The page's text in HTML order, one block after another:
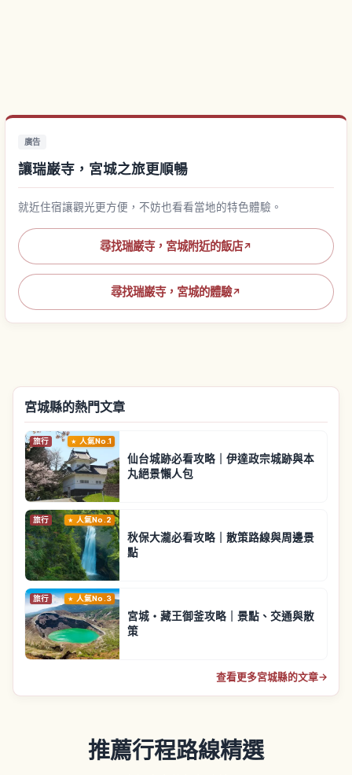
廣告
讓瑞巌寺，宮城之旅更順暢
就近住宿讓觀光更方便，不妨也看看當地的特色體驗。
尋找瑞巌寺，宮城附近的飯店↗
尋找瑞巌寺，宮城的體驗↗
宮城縣的熱門文章
旅行 人氣No.1
仙台城跡必看攻略｜伊達政宗城跡與本
丸絕景懶人包
旅行 人氣No.2
秋保大瀧必看攻略｜散策路線與周邊景
點
旅行 人氣No.3
宮城・藏王御釜攻略｜景點、交通與散
策
查看更多宮城縣的文章→
推薦行程路線精選